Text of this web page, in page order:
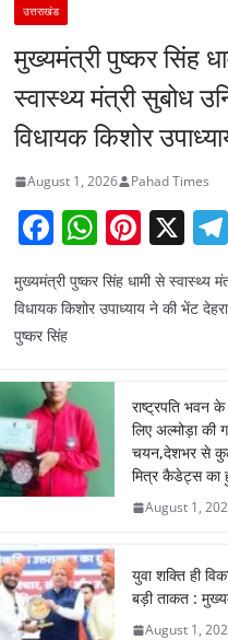
उत्तराखंड
मुख्यमंत्री पुष्कर सिंह
स्वास्थ्य मंत्री सुबोध
विधायक किशोर
August 1, 2026 Pahad Times
F
a
c
e
o
o
k
W
h
at
p
Pi
nt
er
X
मुख्यमंत्री पुष्कर सिंह धामी से स्वास्थ्य
विधायक किशोर उपाध्याय ने की भेंट
पुष्कर सिंह
राष्ट्रपति भवन
लिए अल्मोड़ा की
चयन,देशभर से
मित्र कैडेट्स
August 1,
युवा शक्ति ही
बड़ी ताकत :
August 1,